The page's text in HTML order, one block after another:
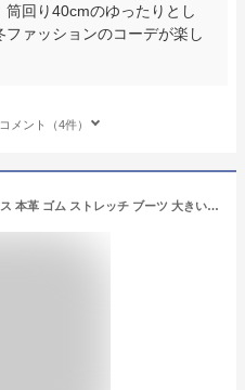
回り40cmのゆったりとし
ァッションのコーデが楽し
メント（4件）
ロングブーツ レザー レディース 本革 ゴム ストレッチ ブーツ 大きい 筒 周り 40cm ゆったり ブーツ ロング ローヒール ブランド サイドファスナー 歩きやすい 疲れない ふくらはぎ ゆったり おすすめ 黒 ブラック ブラウン 大きいサイズ 25cm 25.5cm 26cm スペイン製